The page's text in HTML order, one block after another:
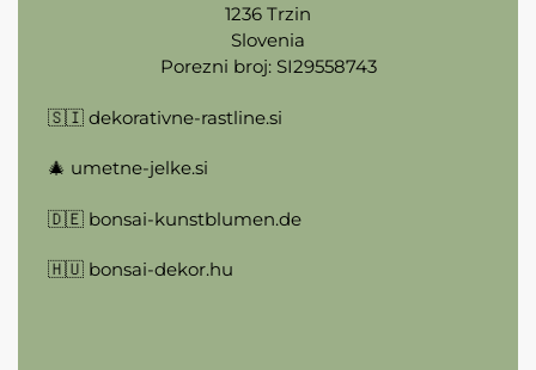
1236 Trzin
Slovenia
Porezni broj: SI29558743
🇸🇮 dekorativne-rastline.si
🎄 umetne-jelke.si
🇩🇪 bonsai-kunstblumen.de
🇭🇺 bonsai-dekor.hu